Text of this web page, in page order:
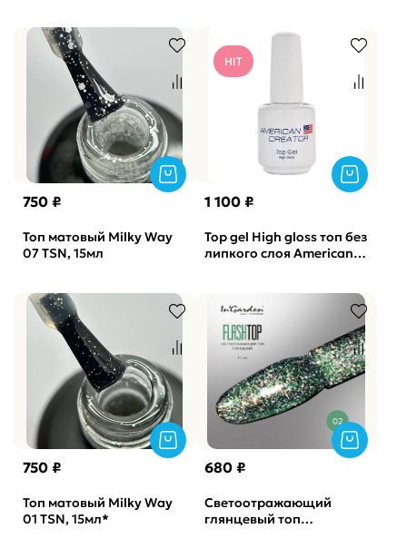
750 ₽
Топ матовый Milky Way
07 TSN, 15мл
HIT
1 100 ₽
Top gel High gloss топ без
липкого слоя American
750 ₽
Топ матовый Milky Way
01 TSN, 15мл*
680 ₽
Светоотражающий
глянцевый топ